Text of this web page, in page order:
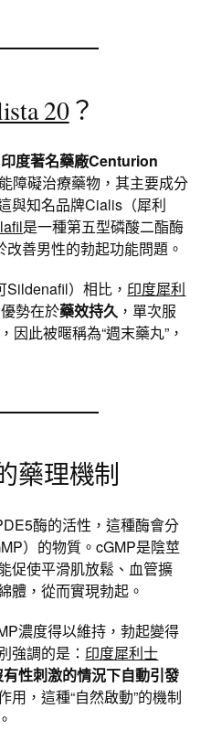
20？
印度著名藥廠Centurion
障礙治療藥物，其主要成分
與知名品牌Cialis（犀利
是一種第五型磷酸二酯酶
改善男性的勃起功能問題。
）相比， 印度犀利
勢在於藥效持久 ，單次服
此被暱稱為“週末藥丸”，
藥理機制
酶的活性，這種酶會分
）的物質。cGMP是陰莖
促使平滑肌放鬆、血管擴
體，從而實現勃起。
濃度得以維持，勃起變得
強調的是： 印度犀利士
性刺激的情況下自動引發
用，這種“自然啟動”的機制